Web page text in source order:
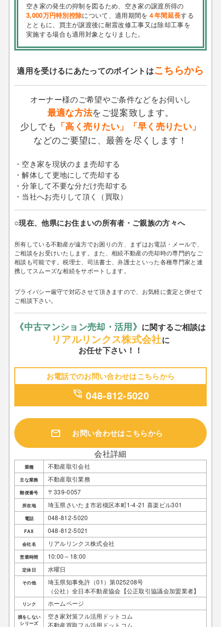
空き家の発生の抑制を図るため、空き家の譲渡所得の
3,000万円特別控除について、適用期間を ４年間延長する
とともに、買主が譲渡後に耐震改修工事又は除却工事を
実施する場合も適用対象となりました。
適用を受けるにあたってのポイントはこちらから
オーナー様のご希望やご条件などをお伺いし
最適な方法をご提案致します。
少しでも 「高く売りたい」「早く売りたい」
などのご要望に、最善を尽くします！
・空き家を現状のまま売却する
・解体して更地にして売却する
・分筆して不要な分だけ売却する
・当社へお売りして頂く（買取）
○現在、他県にお住まいの所有者・ご親族の方々へ
所有している不動産が遠方でお困りの方、まずはお電話・メールで、
ご相談をお受けいたします。 また、相続不動産の売却時の専門的なご
相談も可能です。税理士、司法書士、弁護士といった各種専門家と連
携してスムーズな相続をサポートします。
プライバシー厳守で対応させて頂きますので、お気軽に査定と併せて
ご相談下さい。
《中古マンション売却・活用》 に関するご相談は
リアルリンクス株式会社に
お任せ下さい！！
お電話でのお問い合わせはこちらから
phone_in_talk 048-812-5020
mail お問い合わせはこちらから
会社詳細
業種 不動産取引会社
主な業務 不動産取引業務
郵便番号 〒339-0057
所在地 埼玉県さいたま市岩槻区本町1-4-21 喜楽ビル301
電話 048-812-5020
FAX 048-812-5021
会社名 リアルリンクス株式会社
営業時間 10:00～18:00
定休日 水曜日
その他
埼玉県知事免許（01）第025208号
（公社）全日本不動産協会【公正取引協議会加盟業者】
リンク ホームページ
損をしない
シリーズ
空き家対策フル活用ドットコム
不動産買取フル活用ドットコム